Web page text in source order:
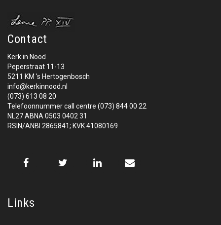
Contact
Kerk in Nood
Peperstraat 11-13
5211 KM 's Hertogenbosch
info@kerkinnood.nl
(073) 613 08 20
Telefoonnummer call centre (073) 844 00 22
NL27 ABNA 0503 0402 31
RSIN/ANBI 2865841; KVK 41080169
Links